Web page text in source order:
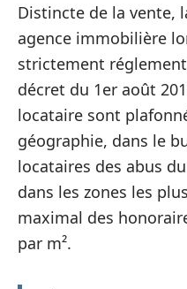
Distincte de la vente,
agence immobilière
strictement
décret du 1er août
locataire sont
géographie, dans le
locataires des abus
dans les zones les
maximal des
par m².